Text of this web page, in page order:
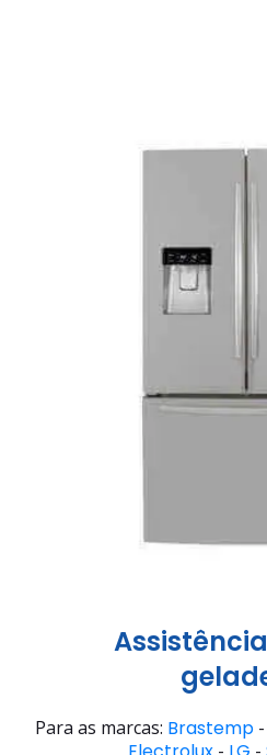
Para as marcas: Brastemp -
- -